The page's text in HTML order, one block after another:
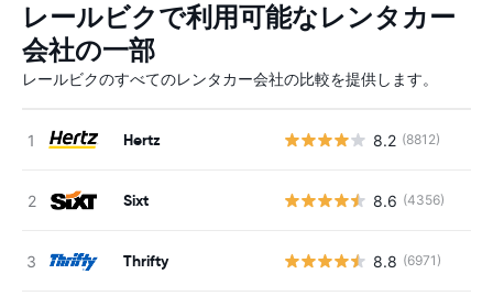
レールビクで利用可能なレンタカー
会社の一部
レールビクのすべてのレンタカー会社の比較を提供します。
Hertz 8.2 (8812)
Sixt 8.6 (4356)
Thrifty 8.8 (6971)